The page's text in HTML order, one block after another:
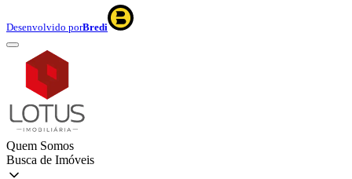
Desenvolvido porBredi
Quem Somos
Busca de Imóveis